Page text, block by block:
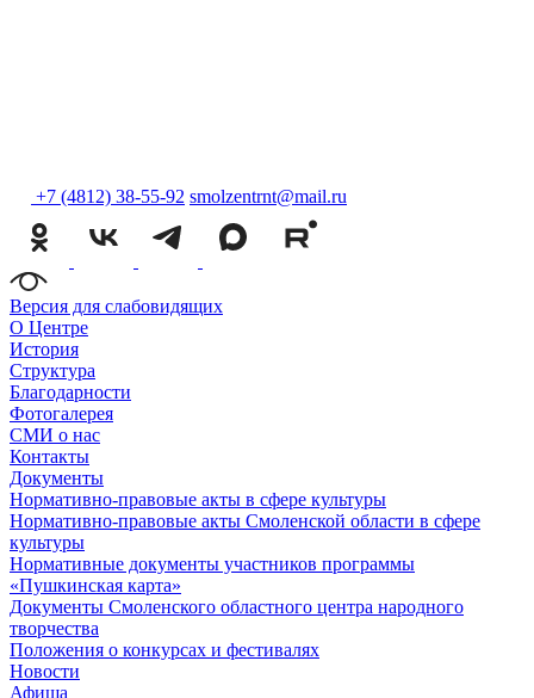
+7 (4812) 38-55-92 smolzentrnt@mail.ru
Версия для слабовидящих
О Центре
История
Структура
Благодарности
Фотогалерея
СМИ о нас
Контакты
Документы
Нормативно-правовые акты в сфере культуры
Нормативно-правовые акты Смоленской области в сфере
культуры
Нормативные документы участников программы
«Пушкинская карта»
Документы Смоленского областного центра народного
творчества
Положения о конкурсах и фестивалях
Новости
Афиша